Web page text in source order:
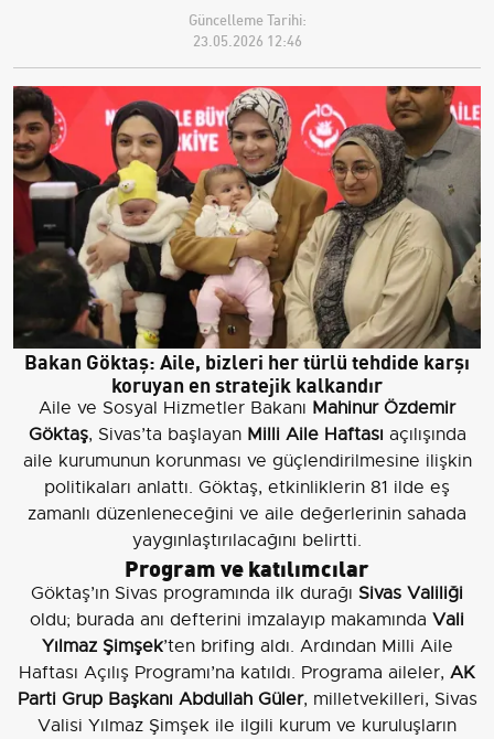
Güncelleme Tarihi:
23.05.2026 12:46
Bakan Göktaş: Aile, bizleri her türlü tehdide karşı
koruyan en stratejik kalkandır
Aile ve Sosyal Hizmetler Bakanı Mahinur Özdemir
Göktaş, Sivas’ta başlayan Milli Aile Haftası açılışında
aile kurumunun korunması ve güçlendirilmesine ilişkin
politikaları anlattı. Göktaş, etkinliklerin 81 ilde eş
zamanlı düzenleneceğini ve aile değerlerinin sahada
yaygınlaştırılacağını belirtti.
Program ve katılımcılar
Göktaş’ın Sivas programında ilk durağı Sivas Valiliği
oldu; burada anı defterini imzalayıp makamında Vali
Yılmaz Şimşek’ten brifing aldı. Ardından Milli Aile
Haftası Açılış Programı’na katıldı. Programa aileler, AK
Parti Grup Başkanı Abdullah Güler, milletvekilleri, Sivas
Valisi Yılmaz Şimşek ile ilgili kurum ve kuruluşların